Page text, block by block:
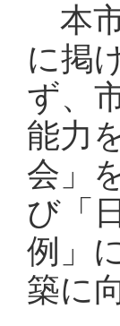
本
に掲
ず、
能力
会」
び「
例」
築に